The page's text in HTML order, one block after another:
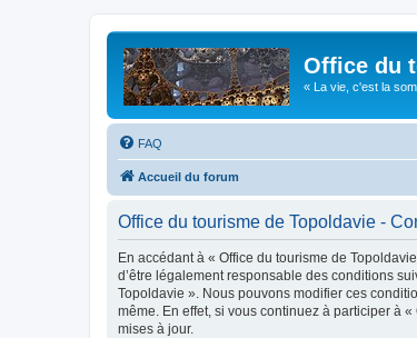
Office du
« La vie, c'est la
FAQ
Accueil du forum
Office du tourisme de Topoldavie -
En accédant à « Office du tourisme de
d’être légalement responsable des conditions
Topoldavie ». Nous pouvons modifier ces
même. En effet, si vous continuez à participer à
mises à jour.